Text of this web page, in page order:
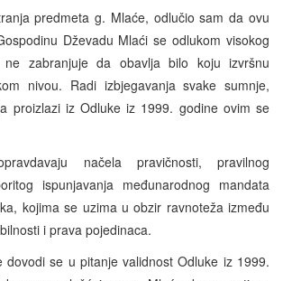
predmeta g. Mlaće, odlučio sam da ovu
Dževadu Mlaći se odlukom visokog
ne zabranjuje da obavlja bilo koju izvršnu
nivou. Radi izbjegavanja svake sumnje,
proizlazi iz Odluke iz 1999. godine ovim se
načela pravičnosti, pravilnog
ispunjavanja međunarodnog mandata
kojima se uzima u obzir ravnoteža između
i prava pojedinaca.
dovodi se u pitanje validnost Odluke iz 1999.